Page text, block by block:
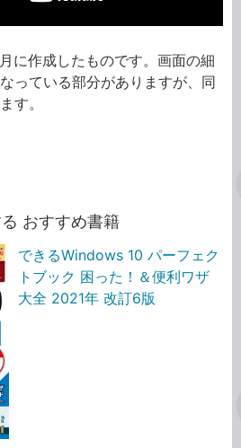
に作成したものです。画面の細
っている部分がありますが、同
す。
おすすめ書籍
できるWindows 10 パーフェク
トブック 困った！＆便利ワザ
大全 2021年 改訂6版